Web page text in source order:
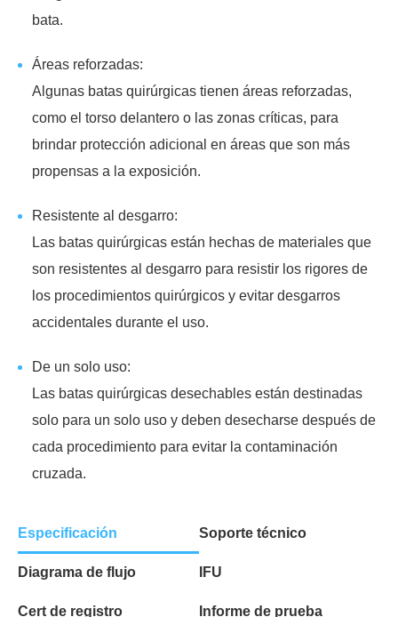
bata.
Áreas reforzadas:
Algunas batas quirúrgicas tienen áreas reforzadas,
como el torso delantero o las zonas críticas, para
brindar protección adicional en áreas que son más
propensas a la exposición.
Resistente al desgarro:
Las batas quirúrgicas están hechas de materiales que
son resistentes al desgarro para resistir los rigores de
los procedimientos quirúrgicos y evitar desgarros
accidentales durante el uso.
De un solo uso:
Las batas quirúrgicas desechables están destinadas
solo para un solo uso y deben desecharse después de
cada procedimiento para evitar la contaminación
cruzada.
Especificación Soporte técnico
Diagrama de flujo IFU
Cert de registro Informe de prueba